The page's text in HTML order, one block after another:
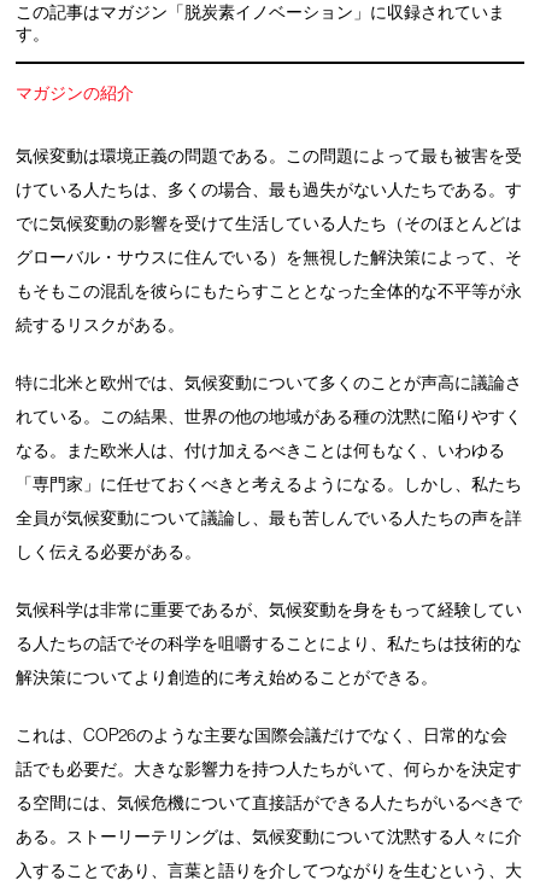
この記事はマガジン「脱炭素イノベーション」に収録されていま
す。
マガジンの紹介
気候変動は環境正義の問題である。この問題によって最も被害を受
けている人たちは、多くの場合、最も過失がない人たちである。す
でに気候変動の影響を受けて生活している人たち（そのほとんどは
グローバル・サウスに住んでいる）を無視した解決策によって、そ
もそもこの混乱を彼らにもたらすこととなった全体的な不平等が永
続するリスクがある。
特に北米と欧州では、気候変動について多くのことが声高に議論さ
れている。この結果、世界の他の地域がある種の沈黙に陥りやすく
なる。また欧米人は、付け加えるべきことは何もなく、いわゆる
「専門家」に任せておくべきと考えるようになる。しかし、私たち
全員が気候変動について議論し、最も苦しんでいる人たちの声を詳
しく伝える必要がある。
気候科学は非常に重要であるが、気候変動を身をもって経験してい
る人たちの話でその科学を咀嚼することにより、私たちは技術的な
解決策についてより創造的に考え始めることができる。
これは、COP26のような主要な国際会議だけでなく、日常的な会
話でも必要だ。大きな影響力を持つ人たちがいて、何らかを決定す
る空間には、気候危機について直接話ができる人たちがいるべきで
ある。ストーリーテリングは、気候変動について沈黙する人々に介
入することであり、言葉と語りを介してつながりを生むという、大